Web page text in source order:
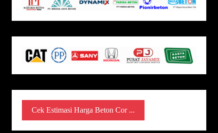
Cek Estimasi Harga Beton Cor ...